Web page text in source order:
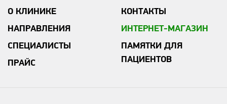
О КЛИНИКЕ
НАПРАВЛЕНИЯ
СПЕЦИАЛИСТЫ
ПРАЙС
КОНТАКТЫ
ИНТЕРНЕТ-МАГАЗИН
ПАМЯТКИ ДЛЯ
ПАЦИЕНТОВ